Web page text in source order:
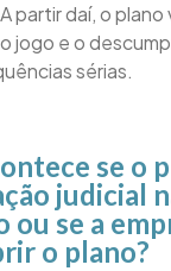
partir daí, o plano
jogo e o
sérias.
se o
judicial
ou se a
o plano?